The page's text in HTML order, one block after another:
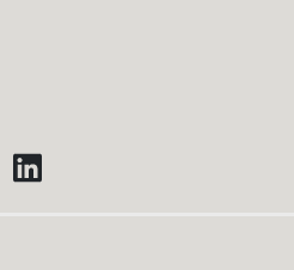
Blog